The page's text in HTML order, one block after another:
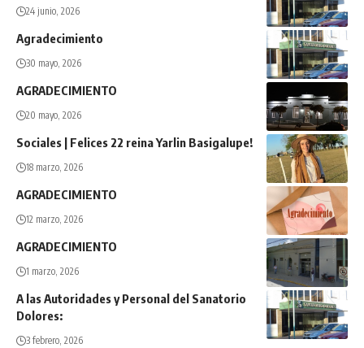
24 junio, 2026
Agradecimiento
30 mayo, 2026
AGRADECIMIENTO
20 mayo, 2026
Sociales | Felices 22 reina Yarlin Basigalupe!
18 marzo, 2026
AGRADECIMIENTO
12 marzo, 2026
AGRADECIMIENTO
1 marzo, 2026
A las Autoridades y Personal del Sanatorio
Dolores:
3 febrero, 2026